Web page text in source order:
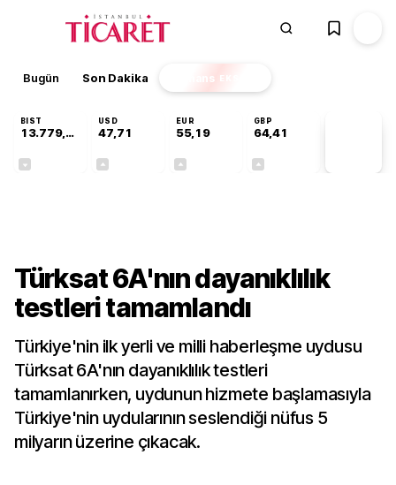
Bugün Son Dakika Finans EKSTRA
BIST
13.779,39
USD
47,71
EUR
55,19
GBP
64,41
Türksat 6A'nın dayanıklılık
testleri tamamlandı
Türkiye'nin ilk yerli ve milli haberleşme uydusu
Türksat 6A'nın dayanıklılık testleri
tamamlanırken, uydunun hizmete başlamasıyla
Türkiye'nin uydularının seslendiği nüfus 5
milyarın üzerine çıkacak.